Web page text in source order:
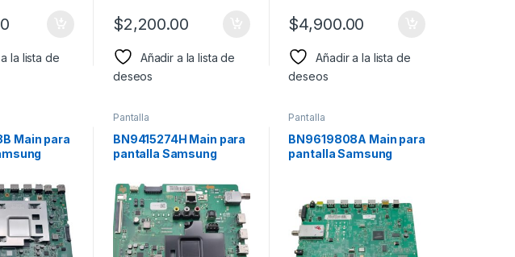
la lista de
$2,200.00
Añadir a la lista de
deseos
$4,900.00
Añadir a la lista de
deseos
Main para
Pantalla
BN9415274H Main para
pantalla Samsung
Pantalla
BN9619808A Main para
pantalla Samsung